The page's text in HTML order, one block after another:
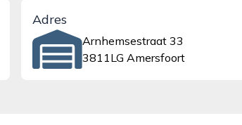
Adres
Arnhemsestraat 33
3811LG Amersfoort